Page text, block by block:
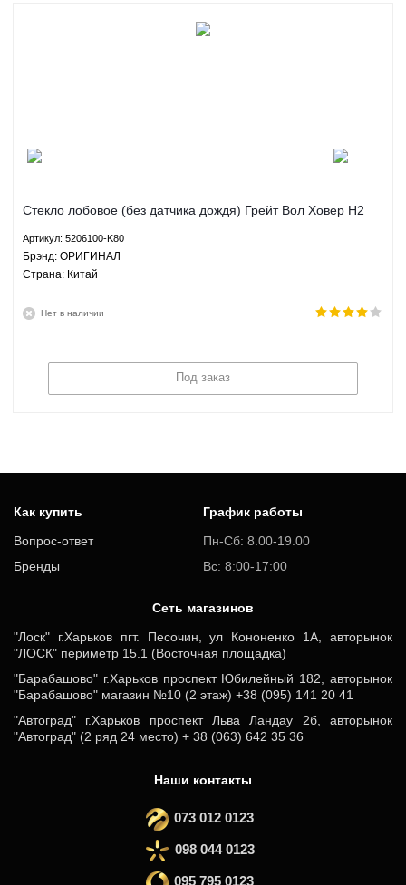
Стекло лобовое (без датчика дождя) Грейт Вол Ховер H2
K80 ОРИГИНАЛ
Артикул: 5206100-K80
Брэнд: ОРИГИНАЛ
Страна: Китай
Нет в наличии
Под заказ
Как купить
Вопрос-ответ
Бренды
График работы
Пн-Сб: 8.00-19.00
Вс: 8:00-17:00
Cеть магазинов
"Лоск" г.Харьков пгт. Песочин, ул Кононенко 1А, авторынок
"ЛОСК" периметр 15.1 (Восточная площадка)
"Барабашово" г.Харьков проспект Юбилейный 182, авторынок
"Барабашово" магазин №10 (2 этаж) +38 (095) 141 20 41
"Автоград" г.Харьков проспект Льва Ландау 2б, авторынок
"Автоград" (2 ряд 24 место) + 38 (063) 642 35 36
Наши контакты
073 012 0123
098 044 0123
095 795 0123